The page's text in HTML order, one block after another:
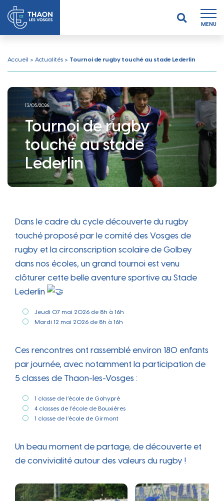
MENU
Accueil > Actualités > Tournoi de rugby touché au stade Lederlin
13/05/2026
Tournoi de rugby
touché au stade
Lederlin
Dans le cadre du cycle découverte du rugby
touché proposé par le comité des Vosges de
rugby et la circonscription scolaire de Golbey
dans nos écoles, un grand tournoi est venu
clôturer cette belle aventure sportive au Stade
Lederlin
Jeudi 07 mai 2026 de 8h à 16h
Mardi 12 mai 2026 de 8h à 16h
Ces rencontres ont rassemblé environ 180 enfants
par journée, avec notamment la participation de
5 classes de Thaon-les-Vosges :
1 classe de l’école de Gohypré
4 classes de l’école de Bouxières
1 classe de l’école de Girmont
Un beau moment de partage, de découverte et
de convivialité autour des valeurs du rugby !